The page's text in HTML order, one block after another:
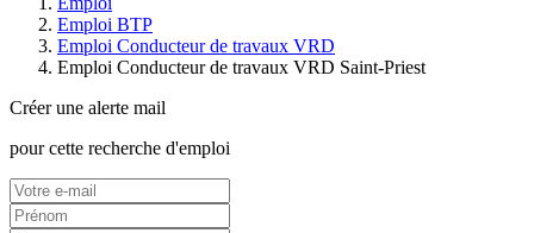
Emploi BTP
Emploi Conducteur de travaux VRD
Emploi Conducteur de travaux VRD Saint-Priest
Créer une alerte mail
pour cette recherche d'emploi